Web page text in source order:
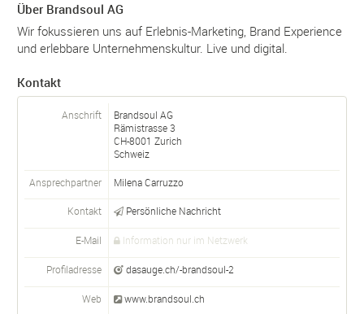
Über Brandsoul AG
Wir fokussieren uns auf Erlebnis-Marketing, Brand Experience
und erlebbare Unternehmenskultur. Live und digital.
Kontakt
Anschrift
Brandsoul AG
Rämistrasse 3
CH-8001 Zurich
Schweiz
Ansprechpartner Milena Carruzzo
Kontakt Persönliche Nachricht
E-Mail Information nur im Netzwerk
Profiladresse dasauge.ch/-brandsoul-2
Web www.brandsoul.ch